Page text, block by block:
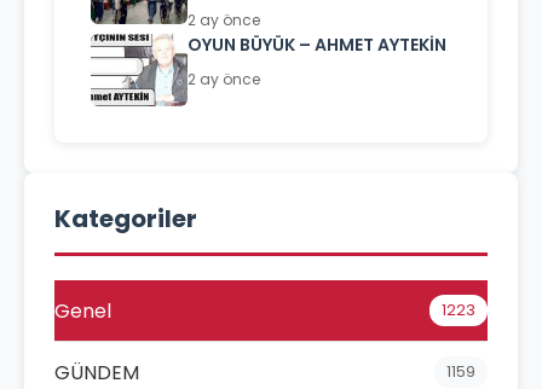
2 ay önce
OYUN BÜYÜK – AHMET AYTEKİN
2 ay önce
Kategoriler
Genel 1223
GÜNDEM 1159